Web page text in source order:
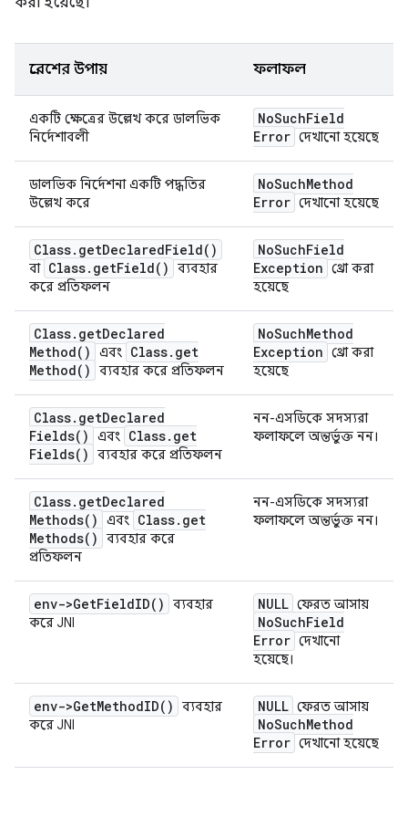
প্রবেশের উপায় ফলাফল
একটি ক্ষেত্রের উল্লেখ করে ডালভিক
নির্দেশাবলী
NoSuchField
Error দেখানো হয়েছে
ডালভিক নির্দেশনা একটি পদ্ধতির
উল্লেখ করে
NoSuchMethod
Error দেখানো হয়েছে
Class. getDeclaredField( )
বা Class. getField( )
ব্যবহার
করে প্রতিফলন
NoSuchField
Exception থ্রো করা
হয়েছে
Class. getDeclared
Method( ) এবং Class. get
Method( ) ব্যবহার করে প্রতিফলন
NoSuchMethod
Exception থ্রো করা
হয়েছে
Class. getDeclared
Fields( ) এবং Class. get
Fields( ) ব্যবহার করে প্রতিফলন
নন-এসডিকে সদস্যরা
ফলাফলে অন্তর্ভুক্ত নন।
Class. getDeclared
Methods( ) এবং Class. get
Methods( )
ব্যবহার করে
প্রতিফলন
নন-এসডিকে সদস্যরা
ফলাফলে অন্তর্ভুক্ত নন।
env->GetFieldID( )
ব্যবহার
করে JNI
NULL ফেরত আসায়
NoSuchField
Error দেখানো
হয়েছে।
env->GetMethodID( )
ব্যবহার
করে JNI
NULL ফেরত আসায়
NoSuchMethod
Error দেখানো হয়েছে